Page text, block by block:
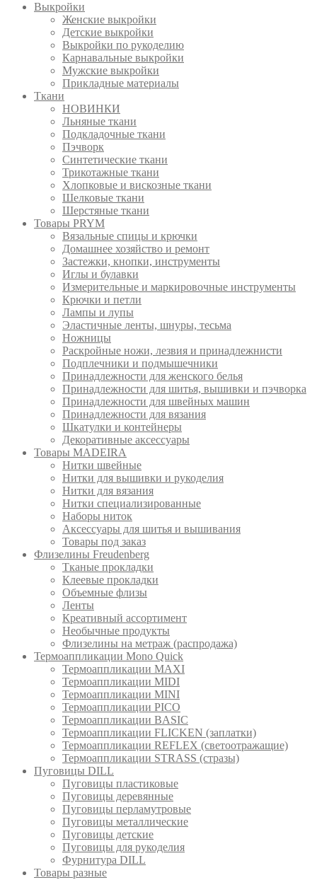
Выкройки
Женские выкройки
Детские выкройки
Выкройки по рукоделию
Карнавальные выкройки
Мужские выкройки
Прикладные материалы
Ткани
НОВИНКИ
Льняные ткани
Подкладочные ткани
Пэчворк
Синтетические ткани
Трикотажные ткани
Хлопковые и вискозные ткани
Шелковые ткани
Шерстяные ткани
Товары PRYM
Вязальные спицы и крючки
Домашнее хозяйство и ремонт
Застежки, кнопки, инструменты
Иглы и булавки
Измерительные и маркировочные инструменты
Крючки и петли
Лампы и лупы
Эластичные ленты, шнуры, тесьма
Ножницы
Раскройные ножи, лезвия и принадлежнисти
Подплечники и подмышечники
Принадлежности для женского белья
Принадлежности для шитья, вышивки и пэчворка
Принадлежности для швейных машин
Принадлежности для вязания
Шкатулки и контейнеры
Декоративные аксессуары
Товары MADEIRA
Нитки швейные
Нитки для вышивки и рукоделия
Нитки для вязания
Нитки специализированные
Наборы ниток
Аксессуары для шитья и вышивания
Товары под заказ
Флизелины Freudenberg
Тканые прокладки
Клеевые прокладки
Объемные флизы
Ленты
Креативный ассортимент
Необычные продукты
Флизелины на метраж (распродажа)
Термоаппликации Mono Quick
Термоаппликации MAXI
Термоаппликации MIDI
Термоаппликации MINI
Термоаппликации PICO
Термоаппликации BASIC
Термоаппликации FLICKEN (заплатки)
Термоаппликации REFLEX (светоотражащие)
Термоаппликации STRASS (стразы)
Пуговицы DILL
Пуговицы пластиковые
Пуговицы деревянные
Пуговицы перламутровые
Пуговицы металлические
Пуговицы детские
Пуговицы для рукоделия
Фурнитура DILL
Товары разные